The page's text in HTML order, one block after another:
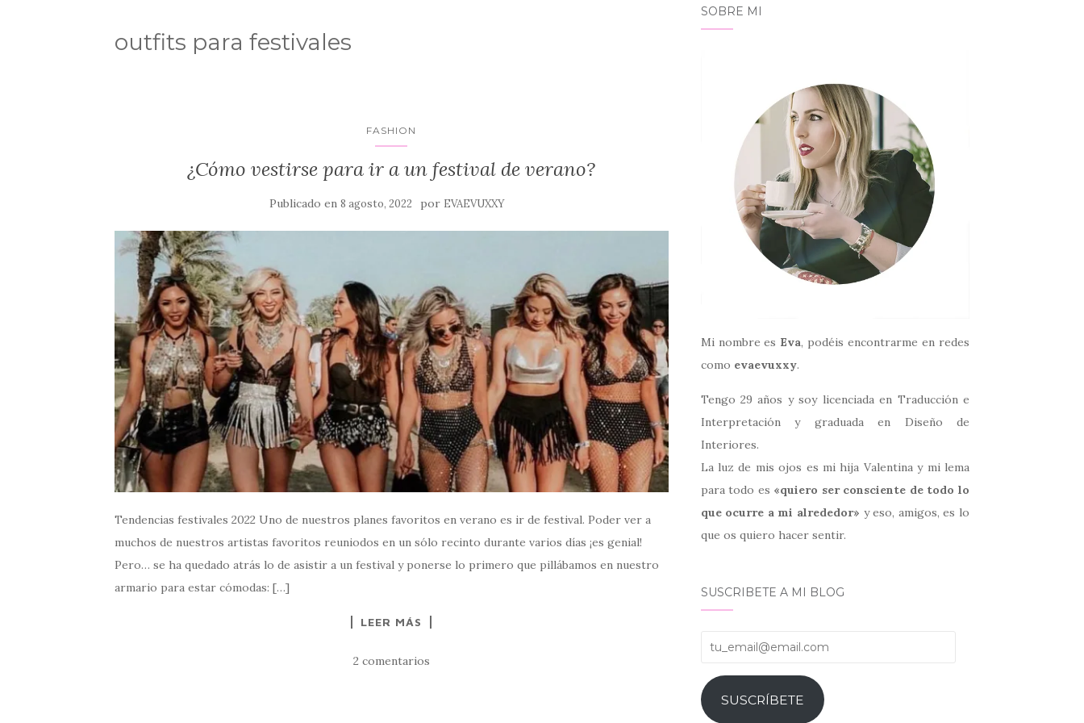
outfits para festivales
FASHION
¿Cómo vestirse para ir a un festival de verano?
Publicado en8 agosto, 2022 por EVAEVUXXY
Tendencias festivales 2022 Uno de nuestros planes favoritos en verano es ir de festival. Poder ver a
muchos de nuestros artistas favoritos reuniodos en un sólo recinto durante varios días ¡es genial!
Pero… se ha quedado atrás lo de asistir a un festival y ponerse lo primero que pillábamos en nuestro
armario para estar cómodas: […]
LEER MÁS
2 comentarios
SOBRE MI
Mi nombre es Eva, podéis encontrarme en redes
como evaevuxxy.
Tengo 29 años y soy licenciada en Traducción e
Interpretación y graduada en Diseño de
Interiores.
La luz de mis ojos es mi hija Valentina y mi lema
para todo es «quiero ser consciente de todo lo
que ocurre a mi alrededor» y eso, amigos, es lo
que os quiero hacer sentir.
SUSCRIBETE A MI BLOG
tu_email@email.com
SUSCRÍBETE